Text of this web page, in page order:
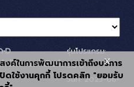
ำนักงานสถิติแห่ง
รุ่นโปรแกรม:
3.0.0
วันที่: 2025-06-
ค์ในการพัฒนาการเข้าถึงบริการ
ดใช้งานคุกกี้ โปรดคลิก "ยอมรับ
x